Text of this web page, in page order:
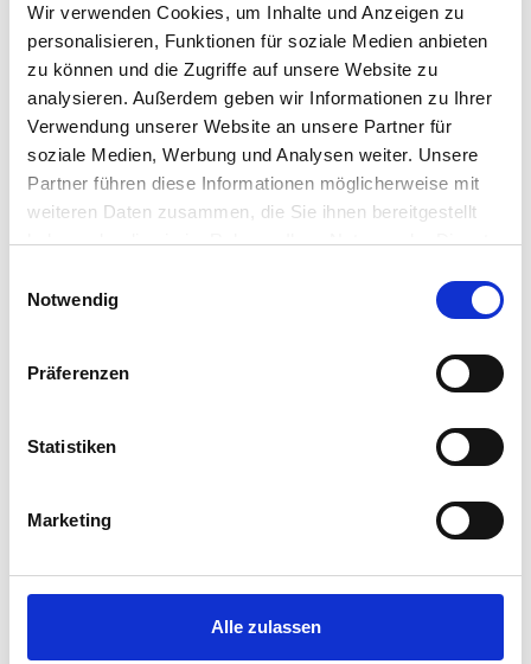
Wir verwenden Cookies, um Inhalte und Anzeigen zu
personalisieren, Funktionen für soziale Medien anbieten
zu können und die Zugriffe auf unsere Website zu
analysieren. Außerdem geben wir Informationen zu Ihrer
Verwendung unserer Website an unsere Partner für
soziale Medien, Werbung und Analysen weiter. Unsere
Partner führen diese Informationen möglicherweise mit
weiteren Daten zusammen, die Sie ihnen bereitgestellt
haben oder die sie im Rahmen Ihrer Nutzung der Dienste
Notwendig
Präferenzen
Statistiken
Marketing
Alle zulassen